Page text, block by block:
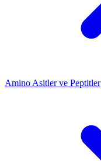
Amino Asitler ve Peptitler